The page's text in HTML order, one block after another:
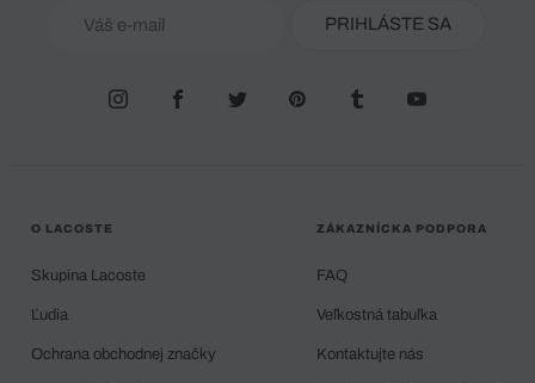
PRIHLÁSTE SA
O LACOSTE
Skupina Lacoste
Ľudia
Ochrana obchodnej značky
ZÁKAZNÍCKA PODPORA
FAQ
Veľkostná tabuľka
Kontaktujte nás